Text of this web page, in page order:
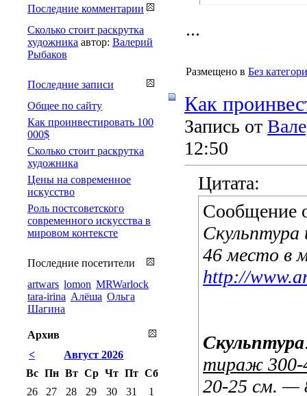
...
Размещено в Без
Как
Запись от
12:50
Цитата:
Сообщение
46 место в
http://
Скульптура
тираж 300-
20-25 см. —
Последние комментарии
Сколько стоит раскрутка
художника автор: Валерий
Рыбаков
Последние записи
Общее по сайту
Как проинвестировать 100
000$
Сколько стоит раскрутка
художника
Цены на современное
искусство
Роль постсоветского
современного искусства в
мировом контексте
Последние посетители
artwars lomon MRWarlock
tara-irina Алёша Ольга
Шагина
Архив
<
Август 2026
Вс Пн Вт Ср Чт Пт Сб
26
27 28 29 30 31
1